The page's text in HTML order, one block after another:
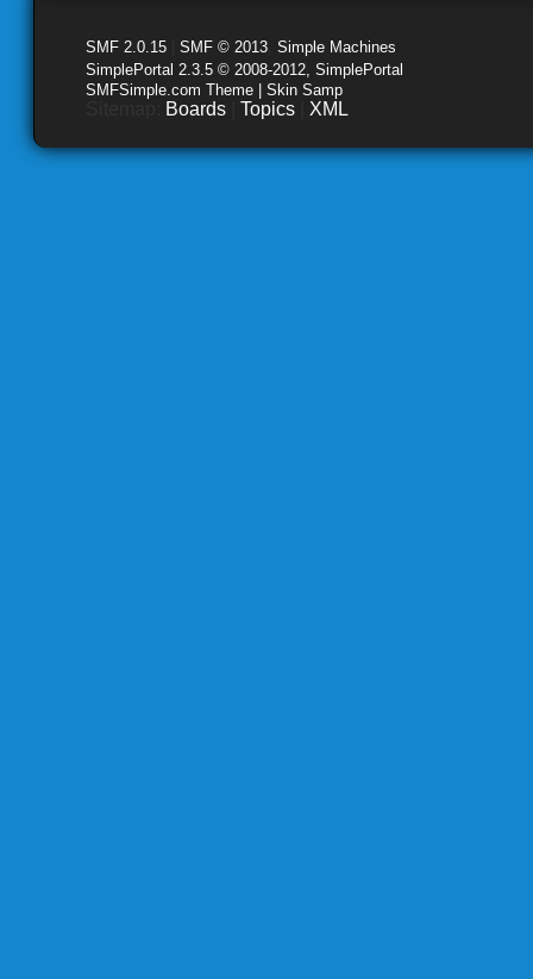
SMF 2.0.15 SMF © 2013 Simple Machines
SimplePortal 2.3.5 © 2008-2012, SimplePortal
SMFSimple.com Theme | Skin Samp
Boards Topics XML